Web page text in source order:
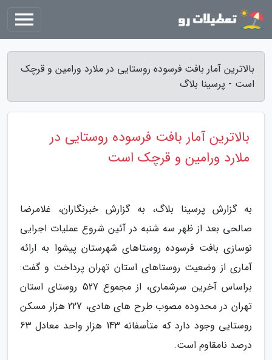
بالاترین آمار بافت فرسوده روستایی در ملارد ورامین و قرچک
است - پرسینا بلاگ
بالاترین آمار بافت فرسوده روستایی در
ملارد ورامین و قرچک است
به گزارش پرسینا بلاگ، به گزارش خبرنگاران، غلامرضا
صالحی بعد از ظهر سه شنبه در آئین شروع عملیات اجرایی
نوسازی بافت فرسوده روستاهای شهرستان پیشوا به ارائه
آماری از وضعیت روستاهای استان تهران پرداخت و گفت:
براساس آخرین سرشماری، از مجموع 527 روستای استان
تهران در محدوده مصوب طرح های هادی، 227 هزار مسکن
روستایی وجود دارد که متأسفانه 143 هزار واحد معادل 63
درصد نامقاوم است.